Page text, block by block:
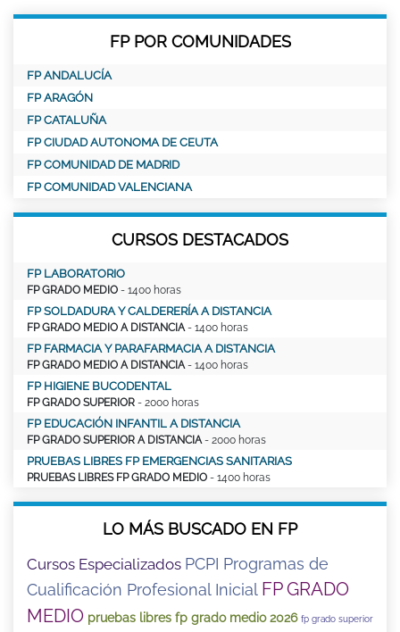
FP POR COMUNIDADES
FP ANDALUCÍA
FP ARAGÓN
FP CATALUÑA
FP CIUDAD AUTONOMA DE CEUTA
FP COMUNIDAD DE MADRID
FP COMUNIDAD VALENCIANA
CURSOS DESTACADOS
FP LABORATORIO
FP GRADO MEDIO - 1400 horas
FP SOLDADURA Y CALDERERÍA A DISTANCIA
FP GRADO MEDIO A DISTANCIA - 1400 horas
FP FARMACIA Y PARAFARMACIA A DISTANCIA
FP GRADO MEDIO A DISTANCIA - 1400 horas
FP HIGIENE BUCODENTAL
FP GRADO SUPERIOR - 2000 horas
FP EDUCACIÓN INFANTIL A DISTANCIA
FP GRADO SUPERIOR A DISTANCIA - 2000 horas
PRUEBAS LIBRES FP EMERGENCIAS SANITARIAS
PRUEBAS LIBRES FP GRADO MEDIO - 1400 horas
LO MÁS BUSCADO EN FP
Cursos Especializados PCPI Programas de
Cualificación Profesional Inicial FP GRADO
MEDIO pruebas libres fp grado medio 2026 fp grado superior